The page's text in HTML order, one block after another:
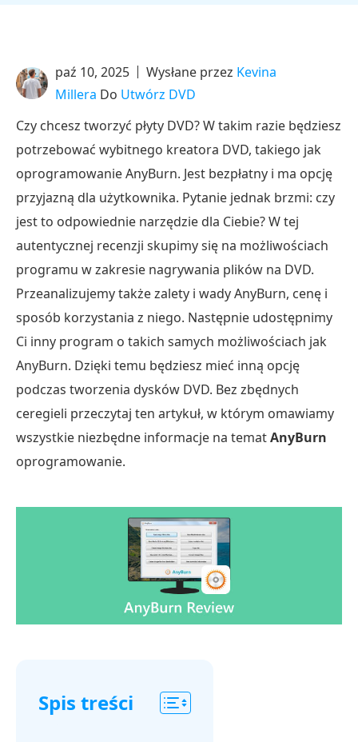
paź 10, 2025 Wysłane przez Kevina
Millera Do Utwórz DVD
Czy chcesz tworzyć płyty DVD? W takim razie będziesz
potrzebować wybitnego kreatora DVD, takiego jak
oprogramowanie AnyBurn. Jest bezpłatny i ma opcję
przyjazną dla użytkownika. Pytanie jednak brzmi: czy
jest to odpowiednie narzędzie dla Ciebie? W tej
autentycznej recenzji skupimy się na możliwościach
programu w zakresie nagrywania plików na DVD.
Przeanalizujemy także zalety i wady AnyBurn, cenę i
sposób korzystania z niego. Następnie udostępnimy
Ci inny program o takich samych możliwościach jak
AnyBurn. Dzięki temu będziesz mieć inną opcję
podczas tworzenia dysków DVD. Bez zbędnych
ceregieli przeczytaj ten artykuł, w którym omawiamy
wszystkie niezbędne informacje na tematAnyBurn
oprogramowanie.
Spis treści